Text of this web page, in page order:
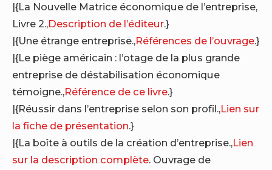
|{La Nouvelle Matrice économique de l’entreprise,
Livre 2.,Description de l’éditeur.}
|{Une étrange entreprise.,Références de l’ouvrage.}
|{Le piège américain : l’otage de la plus grande
entreprise de déstabilisation économique
témoigne.,Référence de ce livre.}
|{Réussir dans l’entreprise selon son profil.,Lien sur
la fiche de présentation.}
|{La boîte à outils de la création d’entreprise.,Lien
sur la description complète. Ouvrage de